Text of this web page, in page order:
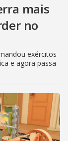
mais
no
exércitos
e agora passa